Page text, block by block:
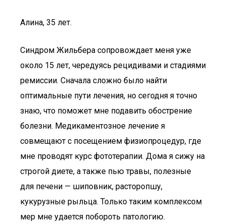
Алина, 35 лет.
Синдром Жильбера сопровождает меня уже
около 15 лет, чередуясь рецидивами и стадиями
ремиссии. Сначала сложно было найти
оптимальные пути лечения, но сегодня я точно
знаю, что поможет мне подавить обострение
болезни. Медикаментозное лечение я
совмещают с посещением физиопроцедур, где
мне проводят курс фототерапии. Дома я сижу на
строгой диете, а также пью травы, полезные
для печени — шиповник, расторопшу,
кукурузные рыльца. Только таким комплексом
мер мне удается побороть патологию.